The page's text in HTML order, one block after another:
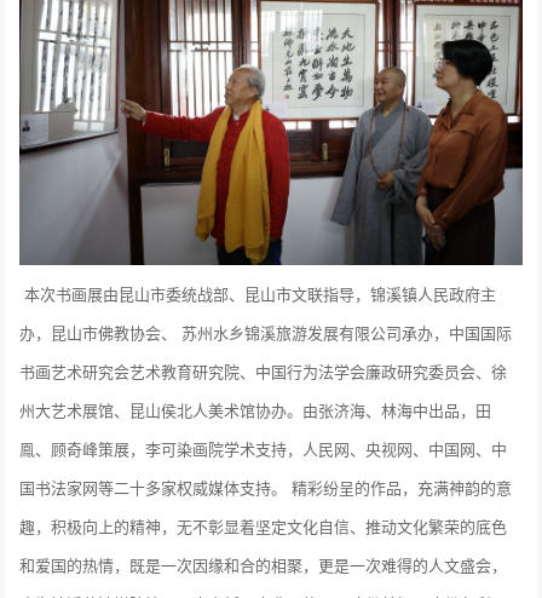
本次书画展由昆山市委统战部、昆山市文联指导，锦溪镇人民政府主
办，昆山市佛教协会、 苏州水乡锦溪旅游发展有限公司承办，中国国际
书画艺术研究会艺术教育研究院、中国行为法学会廉政研究委员会、徐
州大艺术展馆、昆山侯北人美术馆协办。由张济海、林海中出品，田
鳯、顾奇峰策展，李可染画院学术支持，人民网、央视网、中国网、中
国书法家网等二十多家权威媒体支持。 精彩纷呈的作品，充满神韵的意
趣，积极向上的精神，无不彰显着坚定文化自信、推动文化繁荣的底色
和爱国的热情，既是一次因缘和合的相聚，更是一次难得的人文盛会，